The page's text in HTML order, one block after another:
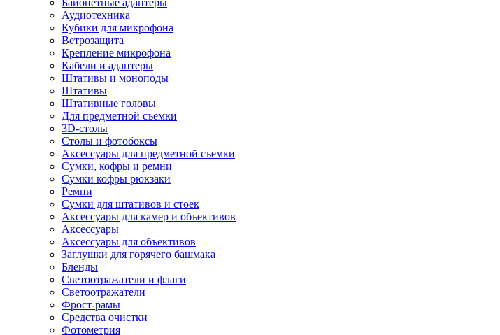
Байонетные адаптеры
Аудиотехника
Кубики для микрофона
Ветрозащита
Крепление микрофона
Кабели и адаптеры
Штативы и моноподы
Штативы
Штативные головы
Для предметной съемки
3D-столы
Столы и фотобоксы
Аксессуары для предметной съемки
Сумки, кофры и ремни
Сумки кофры рюкзаки
Ремни
Сумки для штативов и стоек
Аксессуары для камер и объективов
Аксессуары
Аксессуары для объективов
Заглушки для горячего башмака
Бленды
Светоотражатели и флаги
Светоотражатели
Фрост-рамы
Средства очистки
Фотометрия